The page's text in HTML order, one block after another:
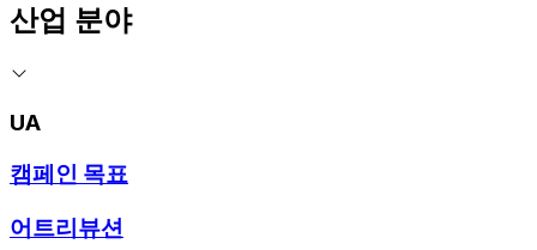
산업 분야
UA
캠페인 목표
어트리뷰션